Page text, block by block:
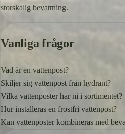
storskalig bevattning.
Vanliga frågor
Vad är en vattenpost?
Skiljer sig vattenpost från hydrant?
Vilka vattenposter har ni i sortimentet?
Hur installeras en frostfri vattenpost?
Kan vattenposter kombineras med